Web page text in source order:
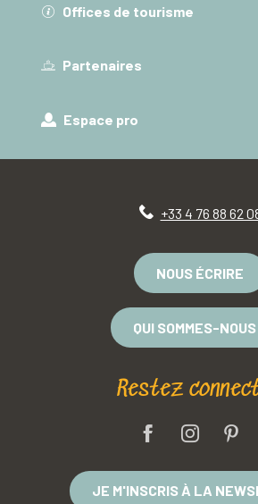
Offices de tourisme
Partenaires
Espace pro
+33 4 76 88 62
NOUS ÉCRIRE
QUI SOMMES-
Restez
JE M'INSCRIS À LA